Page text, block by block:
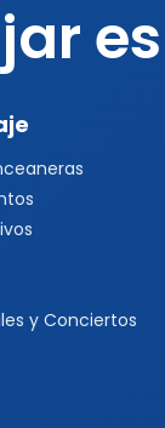
y Conciertos